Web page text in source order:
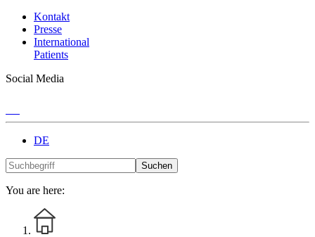
Kontakt
Presse
International
Patients
Social Media
DE
Suchen
You are here: